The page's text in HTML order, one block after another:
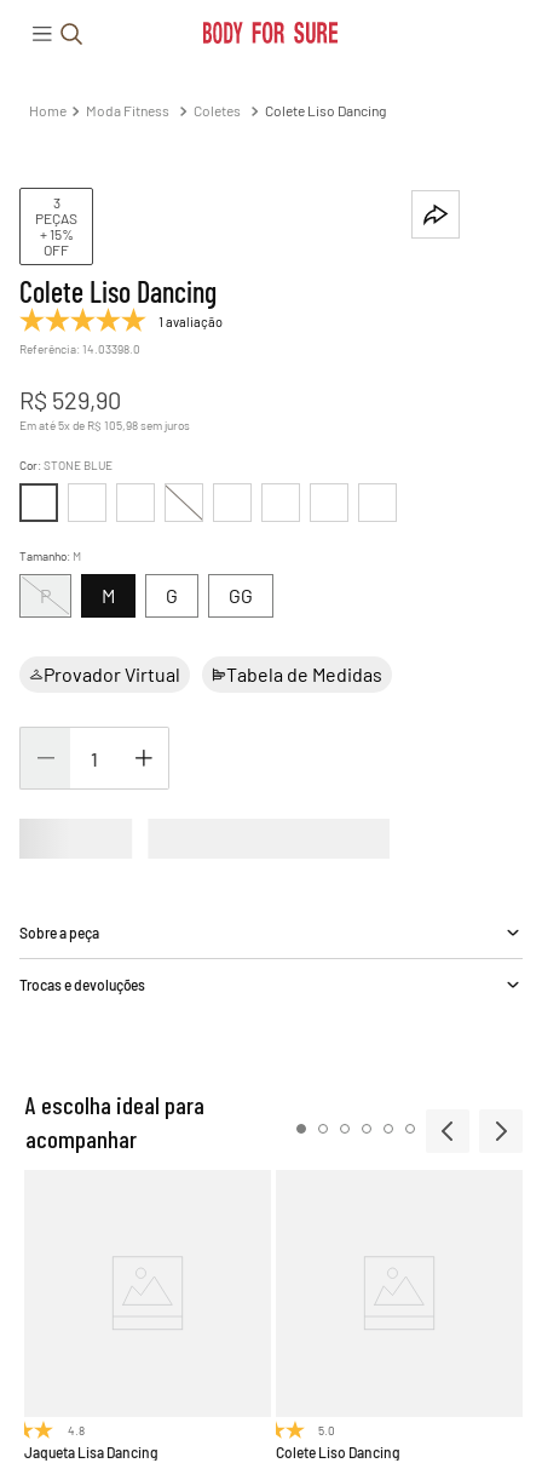
Moda Fitness Coletes Colete Liso Dancing
3
PEÇAS
+ 15%
OFF
Colete Liso Dancing
1 avaliação
Referência: 14.03398.0
R$ 529,90
Em até5x de R$ 105 98sem juros
Tamanho: M
G GG
M
P
Cor: STONE BLUE
Provador Virtual Tabela de Medidas
Sobre a peça
Trocas e devoluções
A escolha ideal para
acompanhar
4.8
Jaqueta Lisa Dancing
5.0
Colete Liso Dancing